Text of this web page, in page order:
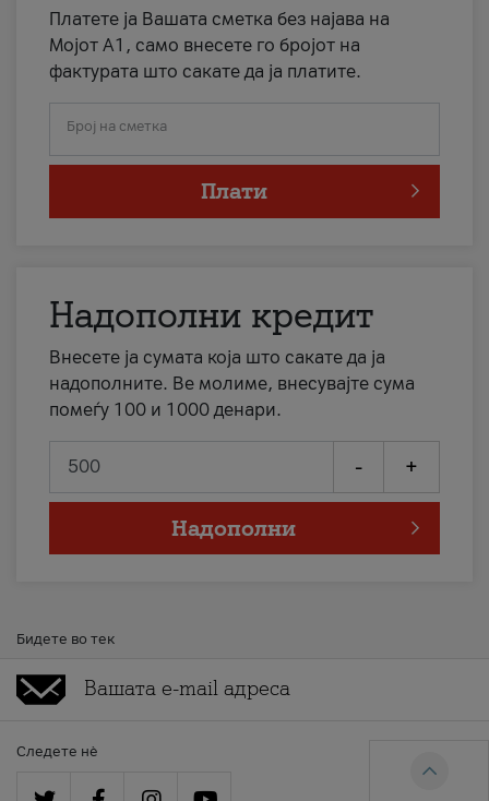
Платете ја Вашата сметка без најава на
Мојот А1, само внесете го бројот на
фактурата што сакате да ја платите.
Број на сметка
Плати
Надополни кредит
Внесете ја сумата која што сакате да ја
надополните. Ве молиме, внесувајте сума
помеѓу 100 и 1000 денари.
- +
Надополни
Бидете во тек
Следете нè